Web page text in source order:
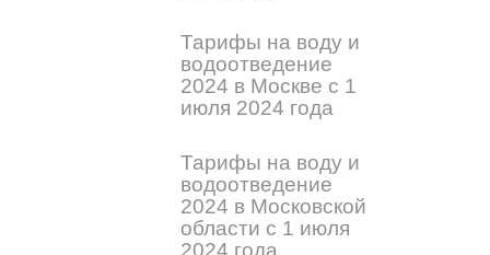
Тарифы на воду и
водоотведение
2024 в Москве с 1
июля 2024 года
Тарифы на воду и
водоотведение
2024 в Московской
области с 1 июля
2024 года